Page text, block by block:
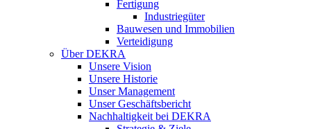
Fertigung
Industriegüter
Bauwesen und Immobilien
Verteidigung
Über DEKRA
Unsere Vision
Unsere Historie
Unser Management
Unser Geschäftsbericht
Nachhaltigkeit bei DEKRA